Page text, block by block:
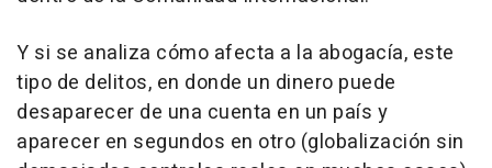
Y si se analiza cómo afecta a la abogacía, este
tipo de delitos, en donde un dinero puede
desaparecer de una cuenta en un país y
aparecer en segundos en otro (globalización sin